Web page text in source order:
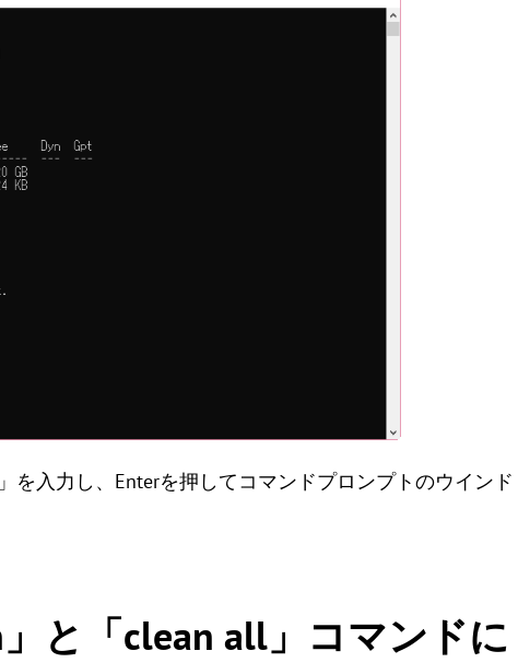
を入力し、Enterを押してコマンドプロンプトのウインド
と「clean all」コマンドに